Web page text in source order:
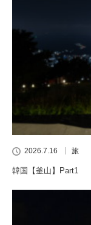
2026.7.16 旅
韓国【釜山】Part1